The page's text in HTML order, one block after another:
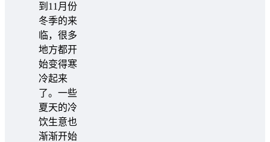
到11月份
冬季的来
临，很多
地方都开
始变得寒
冷起来
了。一些
夏天的冷
饮生意也
渐渐开始